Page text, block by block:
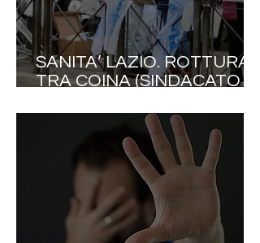
SANITA’ LAZIO. ROTTURA
TRA COINA (SINDACATO
SANITARIE) E
AMMINISTRAZIONE
FONDAZIONE GEMELLI: IL
30 APRILE SARA’
SCIOPERO!.